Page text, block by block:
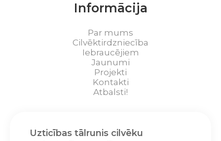
Informācija
Par mums
Cilvēktirdzniecība
Iebraucējiem
Jaunumi
Projekti
Kontakti
Atbalsti!
Uzticības tālrunis cilvēku